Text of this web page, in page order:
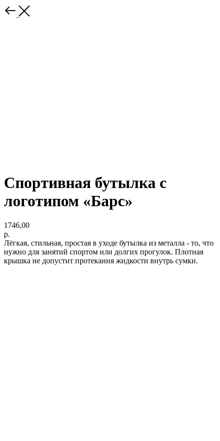
Спортивная бутылка с
логотипом «Барс»
1746,00
р.
Лёгкая, стильная, простая в уходе бутылка из металла - то, что
нужно для занятий спортом или долгих прогулок. Плотная
крышка не допустит протекания жидкости внутрь сумки.